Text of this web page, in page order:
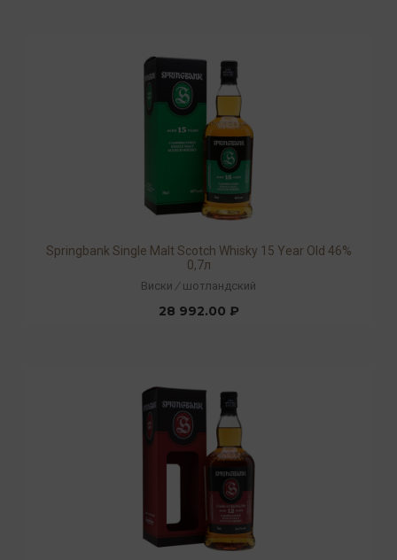
Springbank Single Malt Scotch Whisky 15 Year Old 46%
0,7л
Виски / шотландский
28 992.00 ₽